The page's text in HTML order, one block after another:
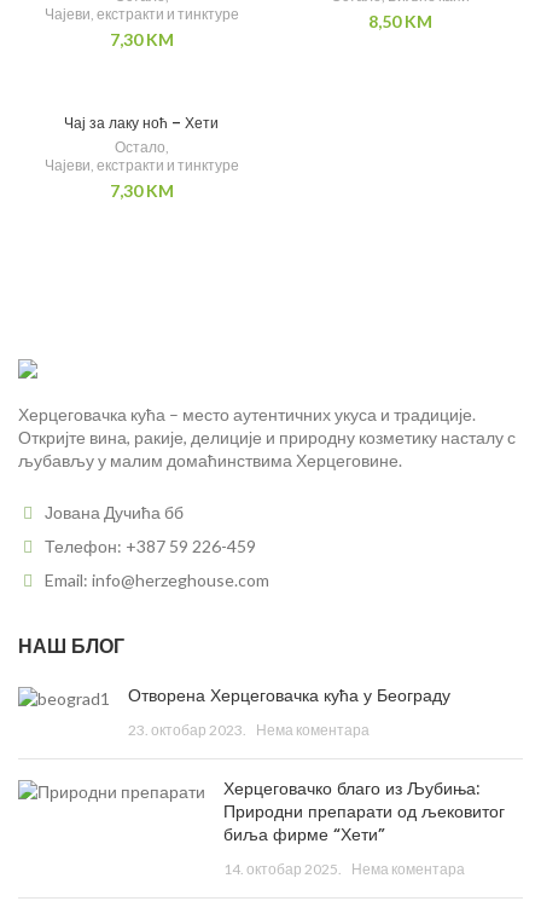
Чајеви, екстракти и тинктуре
7,30KM
8,50KM
Чај за лаку ноћ – Хети
Остало,
Чајеви, екстракти и тинктуре
7,30KM
Херцеговачка кућа – место аутентичних укуса и традиције.
Откријте вина, ракије, делиције и природну козметику насталу с
љубављу у малим домаћинствима Херцеговине.
Јована Дучића бб
Телефон: +387 59 226-459
Email: info@herzeghouse.com
НАШ БЛОГ
Отворена Херцеговачка кућа у Београду
23. октобар 2023. Нема коментара
Херцеговачко благо из Љубиња:
Природни препарати од љековитог
биља фирме “Хети”
14. октобар 2025. Нема коментара